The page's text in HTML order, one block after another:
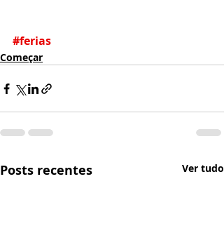
#ferias
Começar
Posts recentes Ver tudo